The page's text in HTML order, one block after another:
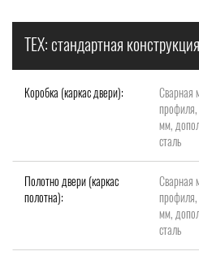
ТЕХ: стандартная конструкция
Коробка (каркас двери):
Сварная
мм,
сталь
Полотно двери (каркас
полотна):
Сварная
мм,
сталь